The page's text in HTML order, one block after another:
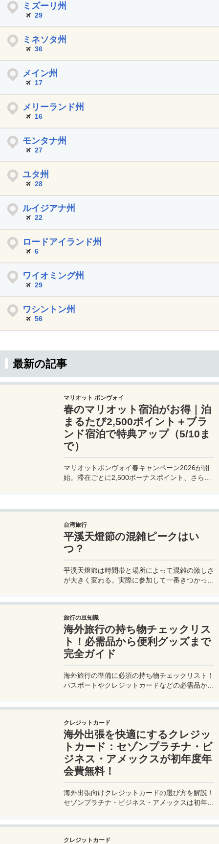
ミズーリ州
29
ミネソタ州
36
メイン州
17
メリーランド州
16
モンタナ州
27
ユタ州
28
ルイジアナ州
22
ロードアイランド州
6
ワイオミング州
29
ワシントン州
56
最新の記事
マリオット ボンヴォイ
春のマリオット宿泊がお得｜泊
まるたび2,500ポイント＋ブラ
ンド宿泊で特典アップ（5/10ま
で）
マリオットボンヴォイ春キャンペーン2026が開
始。滞在ごとに2,500ボーナスポイント、さらに
台湾旅行
平溪天燈節の混雑ピークはい
つ？
平溪天燈節は時間帯と場所によって混雑の激しさ
が大きく変わる。実際に参加して一番きつかった
旅行の豆知識
海外旅行の持ち物チェックリス
ト！必需品から便利グッズまで
完全ガイド
海外旅行の準備に必須の持ち物チェックリスト！
パスポートやクレジットカードなどの必需品か
ャートリップで今すぐチェック！
クレジットカード
海外出張を快適にするクレジッ
トカード：セゾンプラチナ・ビ
ジネス・アメックスが初年度年
会費無料！
海外出張向けクレジットカードの選び方を解説！
セゾンプラチナ・ビジネス・アメックスは初年度
クレジットカード